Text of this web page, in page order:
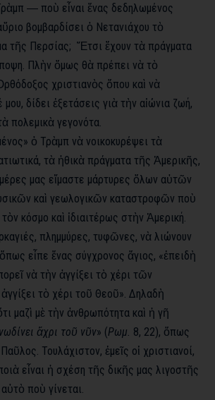
― ποὺ εἶναι ἕνας δεδηλωμένος
βομβαρδίσει ὁ Νετανιάχου τὸ
τῆς Περσίας; Ἔτσι ἔχουν τὰ πράγματα
Πλὴν ὅμως θὰ πρέπει νὰ τὸ
χριστιανὸς ὅπου καὶ νὰ
μου, δίδει ἐξετάσεις γιὰ τὴν αἰώνια ζωή,
πολεμικὰ γεγονότα.
ὁ Τρὰμπ νὰ νοικοκυρέψει τὰ
τὰ ἠθικὰ πράγματα τῆς Ἀμερικῆς,
μας εἴμαστε μάρτυρες ὅλων αὐτῶν
καὶ γεωλογικῶν καταστροφῶν ποὺ
κόσμο καὶ ἰδιαιτέρως στὴν Ἀμερική.
πλημμύρες, τυφῶνες, νὰ λιώνουν
εἶπε ἕνας σύγχρονος ἅγιος, «ἐπειδὴ
νὰ τὴν ἀγγίξει τὸ χέρι τῶν
τὸ χέρι τοῦ Θεοῦ». Δηλαδὴ
μαζὶ μὲ τὴν ἀνθρωπότητα καὶ ἡ γῆ
ἄχρι τοῦ νῦν» (Ρωμ. 8, 22), ὅπως
Τουλάχιστον, ἐμεῖς οἱ χριστιανοί,
εἶναι ἡ σχέση τῆς δικῆς μας λιγοστῆς
ποὺ γίνεται.